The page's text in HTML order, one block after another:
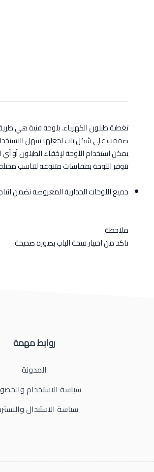
تغطية طبلون الكهرباء. بلوحة فنية هي
صممت على شكل باب لجعلها سهل
يمكن استخدام اللوحة لإخفاء الطبلون أو
تتوفر اللوحة بمقاسات متنوعة لتناسب
جميع اللوحات الجدارية المعروضه نضمن
ملاحظة
تاكد من اختيار فتحة الباب بصوره صحيحة
روابط مهمة
المدونة
سياسة الاستخدام
سياسة الاستبدال